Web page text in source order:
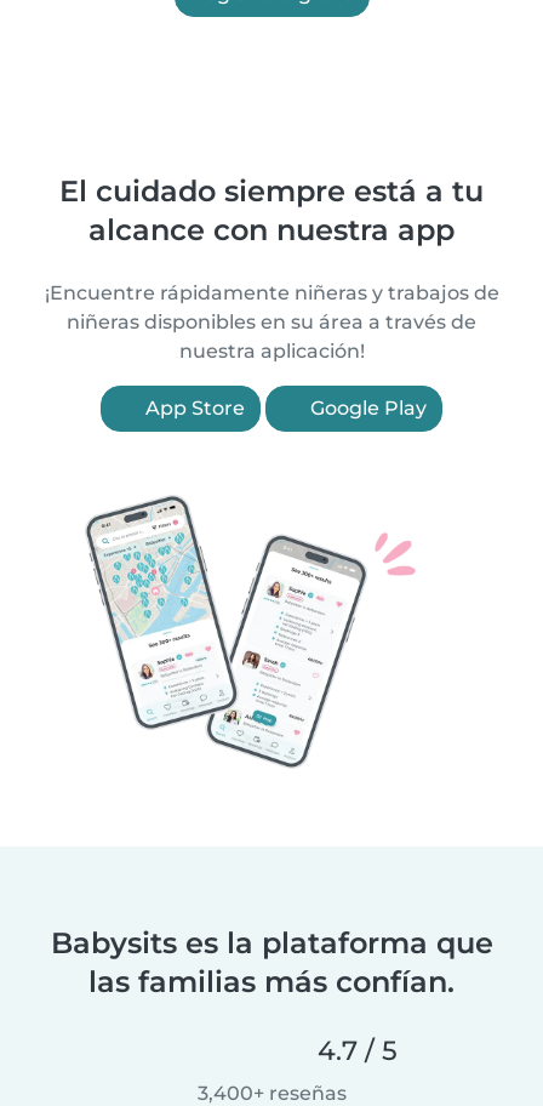
El cuidado siempre está a tu
alcance con nuestra app
¡Encuentre rápidamente niñeras y trabajos de
niñeras disponibles en su área a través de
nuestra aplicación!
App Store Google Play
Babysits es la plataforma que
las familias más confían.
4.7 / 5
3,400+ reseñas